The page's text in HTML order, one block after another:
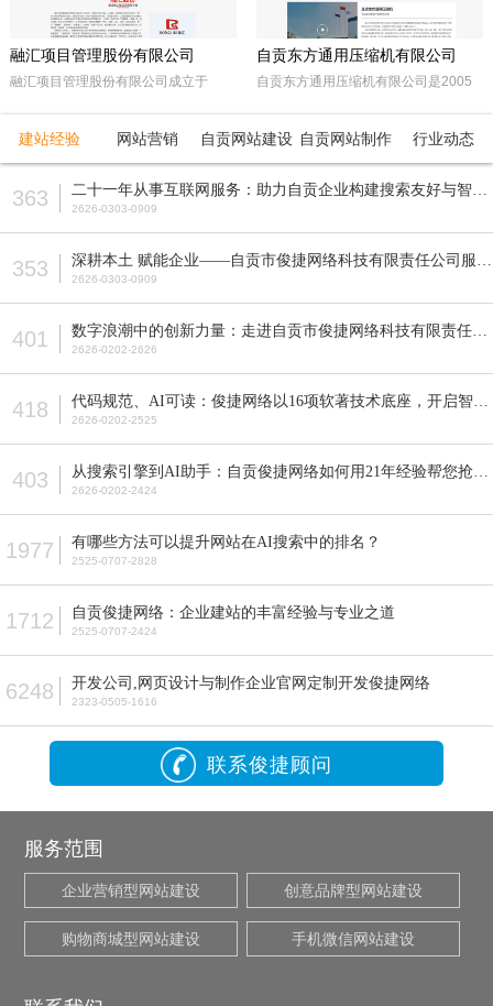
融汇项目管理股份有限公司
融汇项目管理股份有限公司成立于
注册资本5000万人民币，是一家以政
产品国际招标代理、工程造价咨询、工
程监理等多元化发展的咨询服务企业。
自贡东方通用压缩机有限公司
自贡东方通用压缩机有限公司是2005
民营企业。由东方锅炉集团动能分厂同
贡市高新工业园区十大重点企业之一。
公司占地面积近70亩，注册资本5200
型、D型、L型、Z型、P型5个系列上百
压缩机气体力从20KN—800KN，排气
压力可达50MPa。各类成套气体压缩
建站经验 网站营销 自贡网站建设 自贡网站制作 行业动态
363 2626-0303-0909
353 2626-0303-0909
401 2626-0202-2626
418 2626-0202-2525
403 2626-0202-2424
1977 有哪些方法可以提升网站在AI搜索中的排名？
2525-0707-2828
1712 自贡俊捷网络：企业建站的丰富经验与专业之道
2525-0707-2424
6248 开发公司,网页设计与制作企业官网定制开发俊捷网络
2323-0505-1616
联系俊捷顾问
服务范围
企业营销型网站建设 创意品牌型网站建设
购物商城型网站建设 手机微信网站建设